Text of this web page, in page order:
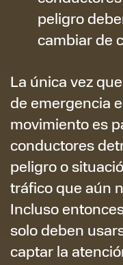
peligro
cambiar de
La única vez
de emergencia
movimiento es
conductores
peligro o
tráfico que aún
Incluso
solo deben
captar la